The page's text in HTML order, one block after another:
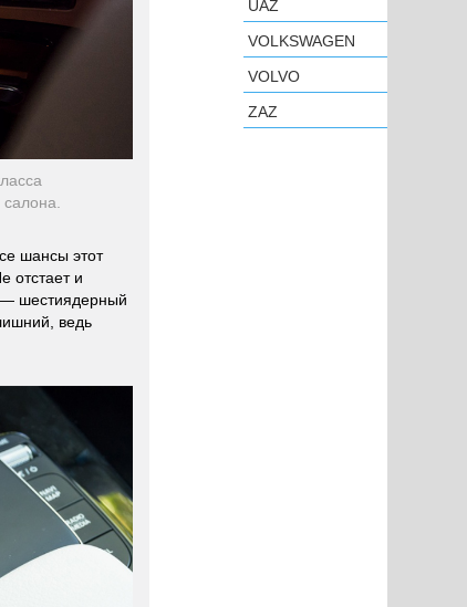
шансы этот
отстает и
— шестиядерный
ведь
UAZ
VOLKSWAGEN
VOLVO
ZAZ